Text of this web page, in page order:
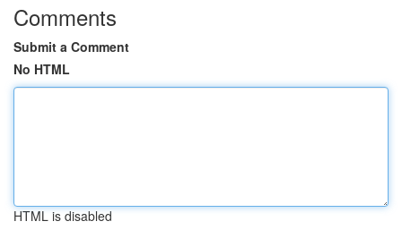
Comments
Submit a Comment
No HTML
HTML is disabled